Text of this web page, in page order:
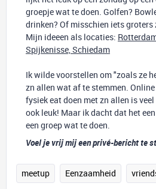
groepje wat te doen. Golfen?
drinken? Of misschien iets groters
Mijn ideeen als locaties:
Spijkenisse, Schiedam
Ik wilde voorstellen om "zoals ze
zn allen wat af te stemmen.
fysiek eat doen met zn allen is
ook leuk! Maar ik dacht dat het
een groep wat te doen.
Voel je vrij mij een privé-bericht te
meetup Eenzaamheid